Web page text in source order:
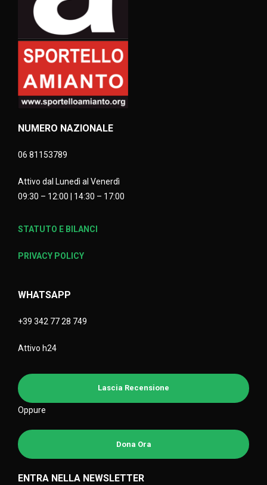
NUMERO NAZIONALE
06 81153789
Attivo dal Lunedì al Venerdì
09:30 – 12:00 | 14:30 – 17:00
STATUTO E BILANCI
PRIVACY POLICY
WHATSAPP
+39 342 77 28 749
Attivo h24
Lascia Recensione
Oppure
Dona Ora
ENTRA NELLA NEWSLETTER